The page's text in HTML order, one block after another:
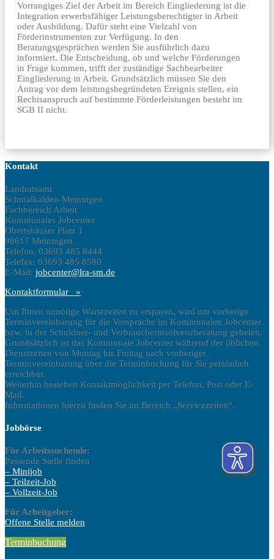
Vorrangiges Ziel der Arbeit im Bereich Eingliederung ist die
Integration erwerbsfähiger Leistungsberechtigter in Arbeit
oder Ausbildung. Dafür steht eine Vielzahl von
Förderinstrumenten zur Verfügung. In den
Beratungsgesprächen werden Sie ausführlich dazu
informiert. Die Entscheidung, ob und welche Förderungen
in Frage kommen, trifft der zuständige Sachbearbeiter
Eingliederung in Arbeit. Grundsätzlich müssen Sie den
Antrag vor dem leistungsbegründeten Ereignis stellen, ein
Rechtsanspruch auf bestimmte Förderleistungen besteht im
SGB II nicht.
Kontakt
Landratsamt
Schmalkalden-Meiningen
Fachbereich Arbeit
Kommunales Jobcenter
Obertshäuser Platz 1
98617 Meiningen
Telefon: 03693 485 8444
Telefax: 03693 485 8580
E-Mail: jobcenter@lra-sm.de
Kontaktformular »
Um Ihnen unnötige Wartezeiten zu ersparen, wird um vorherige
Terminvereinbarung für die Vorsprache im Kommunalen Jobcenter
bzw. in der Schuldner- und Verbraucherinsolvenzberatung gebeten.
Grundsätzlich ist das Kommunale Jobcenter während der üblichen
Dienstzeiten von Montag bis Freitag nach vorheriger
Terminvereinbarung über die Terminbuchung für Sie persönlich
erreichbar.
Weiterhin bestehen Kontaktmöglichkeit per Telefon, Post oder E-
Mail.
Informationen hierzu finden Sie im Bereich „Servicezeiten“.
Jobbörse
Für Arbeitssuchende:
Passende Stelle finden
– Minijob
– Teilzeit-Job
– Vollzeit-Job
Für Arbeitgeber:
Offene Stelle melden
Terminbuchung